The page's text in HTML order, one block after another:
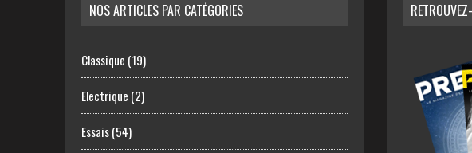
NOS ARTICLES PAR CATÉGORIES
Classique (19)
Electrique (2)
Essais(54)